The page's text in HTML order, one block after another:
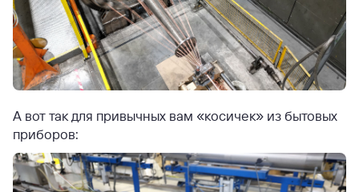
А вот так для привычных вам «косичек» из бытовых
приборов: